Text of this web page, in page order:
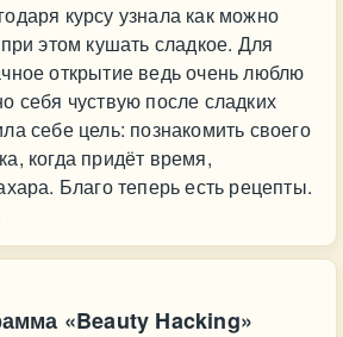
курсу узнала как можно
этом кушать сладкое. Для
открытие ведь очень люблю
себя чуствую после сладких
себе цель: познакомить своего
когда придёт время,
Благо теперь есть рецепты.
«Beauty Hacking»